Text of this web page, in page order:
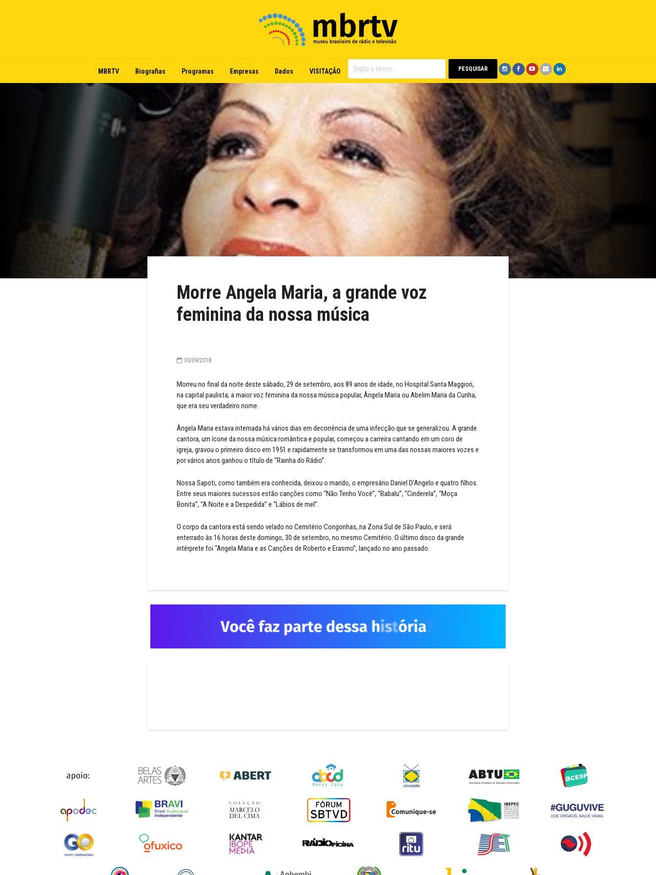
MBRTV Biografias Programas Empresas Dados VISITAÇÃO PESQUISAR
Morre Angela Maria, a grande voz
feminina da nossa música
30/09/2018
Morreu no final da noite deste sábado, 29 de setembro, aos 89 anos de idade, no Hospital Santa Maggiori,
na capital paulista, a maior voz feminina da nossa música popular, Ângela Maria ou Abelim Maria da Cunha,
que era seu verdadeiro nome.
Ângela Maria estava internada há vários dias em decorrência de uma infecção que se generalizou. A grande
cantora, um ícone da nossa música romântica e popular, começou a carreira cantando em um coro de
igreja, gravou o primeiro disco em 1951 e rapidamente se transformou em uma das nossas maiores vozes e
por vários anos ganhou o título de “Rainha do Rádio”.
Nossa Sapoti, como também era conhecida, deixou o marido, o empresário Daniel D’Angelo e quatro filhos.
Entre seus maiores sucessos estão canções como “Não Tenho Você”, “Babalu”, “Cinderela”, “Moça
Bonita”, “A Noite e a Despedida” e “Lábios de mel”.
O corpo da cantora está sendo velado no Cemitério Congonhas, na Zona Sul de São Paulo, e será
enterrado às 16 horas deste domingo, 30 de setembro, no mesmo Cemitério. O último disco da grande
intérprete foi “Angela Maria e as Canções de Roberto e Erasmo”, lançado no ano passado.